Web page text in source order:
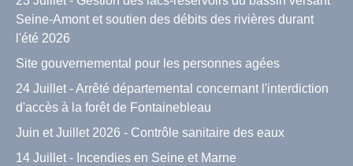
Seine-Amont et soutien des débits des rivières durant
l'été 2026
Site gouvernemental pour les personnes agées
24 Juillet - Arrêté départemental concernant l'interdiction
d'accès à la forêt de Fontainebleau
Juin et Juillet 2026 - Contrôle sanitaire des eaux
14 Juillet - Incendies en Seine et Marne